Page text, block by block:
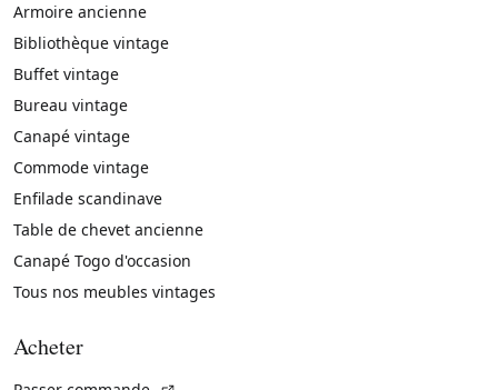
Armoire ancienne
Bibliothèque vintage
Buffet vintage
Bureau vintage
Canapé vintage
Commode vintage
Enfilade scandinave
Table de chevet ancienne
Canapé Togo d'occasion
Tous nos meubles vintages
Acheter